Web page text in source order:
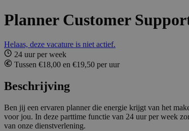
Planner Customer
Helaas, deze vacature is niet actief.
24 uur per week
Tussen €18,00 en €19,50 per uur
Beschrijving
Ben jij een ervaren planner die energie krijgt van het
voor jou. In deze parttime functie van 24 uur per week
van onze dienstverlening.